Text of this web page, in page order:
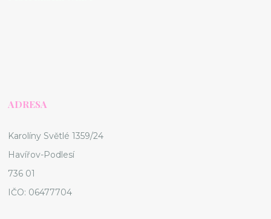
ADRESA
Karolíny Světlé 1359/24
Havířov-Podlesí
736 01
IČO: 06477704